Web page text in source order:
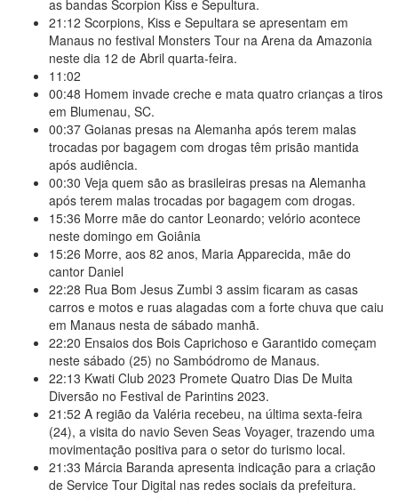
as bandas Scorpion Kiss e Sepultura.
21:12 Scorpions, Kiss e Sepultara se apresentam em
Manaus no festival Monsters Tour na Arena da Amazonia
neste dia 12 de Abril quarta-feira.
11:02
00:48 Homem invade creche e mata quatro crianças a tiros
em Blumenau, SC.
00:37 Goianas presas na Alemanha após terem malas
trocadas por bagagem com drogas têm prisão mantida
após audiência.
00:30 Veja quem são as brasileiras presas na Alemanha
após terem malas trocadas por bagagem com drogas.
15:36 Morre mãe do cantor Leonardo; velório acontece
neste domingo em Goiânia
15:26 Morre, aos 82 anos, Maria Apparecida, mãe do
cantor Daniel
22:28 Rua Bom Jesus Zumbi 3 assim ficaram as casas
carros e motos e ruas alagadas com a forte chuva que caiu
em Manaus nesta de sábado manhã.
22:20 Ensaios dos Bois Caprichoso e Garantido começam
neste sábado (25) no Sambódromo de Manaus.
22:13 Kwati Club 2023 Promete Quatro Dias De Muita
Diversão no Festival de Parintins 2023.
21:52 A região da Valéria recebeu, na última sexta-feira
(24), a visita do navio Seven Seas Voyager, trazendo uma
movimentação positiva para o setor do turismo local.
21:33 Márcia Baranda apresenta indicação para a criação
de Service Tour Digital nas redes sociais da prefeitura.